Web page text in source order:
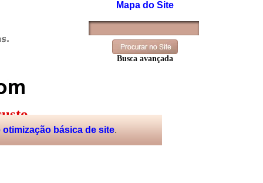
Mapa do Site
Busca avançada
básica de site.